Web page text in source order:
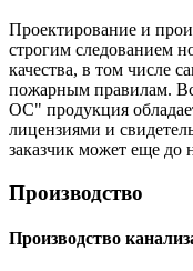
Проектирование и
строгим следованием
качества, в том числе
пожарным правилам.
ОС" продукция
лицензиями и
заказчик может еще до
Производство
Производство